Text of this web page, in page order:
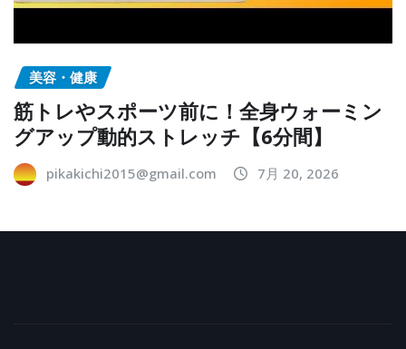
美容・健康
筋トレやスポーツ前に！全身ウォーミン
グアップ動的ストレッチ【6分間】
pikakichi2015@gmail.com 7月 20, 2026